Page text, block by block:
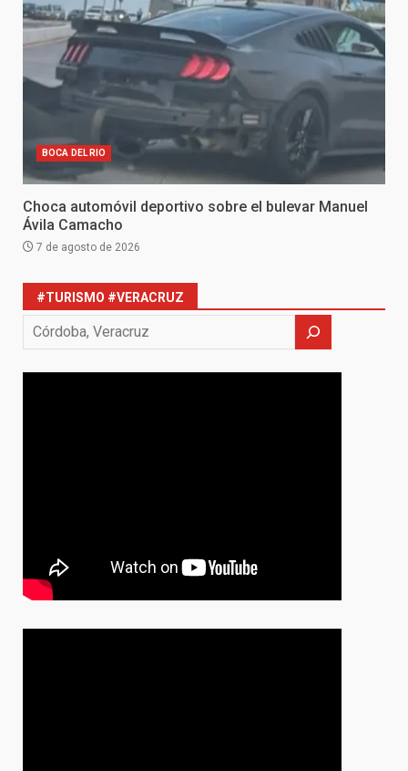
BOCA DEL RIO
Choca automóvil deportivo sobre el bulevar Manuel
Ávila Camacho
7 de agosto de 2026
#TURISMO #VERACRUZ